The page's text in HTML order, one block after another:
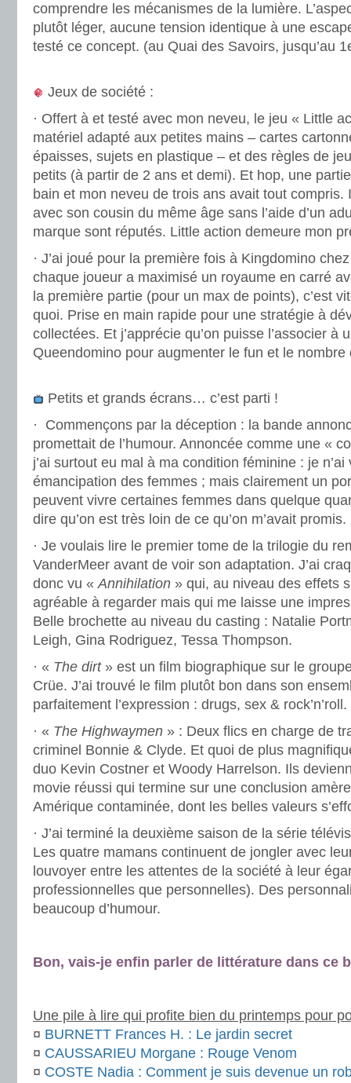
comprendre les mécanismes de la lumière.
plutôt léger, aucune tension identique à une
testé ce concept. (au Quai des Savoirs, jusqu’au
Jeux de société :
· Offert à et testé avec mon neveu, le jeu « Little
matériel adapté aux petites mains – cartes
épaisses, sujets en plastique – et des règles de
petits (à partir de 2 ans et demi). Et hop, une
bain et mon neveu de trois ans avait tout compris.
avec son cousin du même âge sans l’aide d’un
marque sont réputés. Little action demeure mon
· J’ai joué pour la première fois à Kingdomino
chaque joueur a maximisé un royaume en carré
la première partie (pour un max de points), c’est
quoi. Prise en main rapide pour une stratégie à
collectées. Et j’apprécie qu’on puisse l’associer à
Queendomino pour augmenter le fun et le
Petits et grands écrans… c’est parti !
· Commençons par la déception : la bande
promettait de l’humour. Annoncée comme une «
j’ai surtout eu mal à ma condition féminine : je
émancipation des femmes ; mais clairement un
peuvent vivre certaines femmes dans quelque
dire qu’on est très loin de ce qu’on m’avait promis.
· Je voulais lire le premier tome de la trilogie du
VanderMeer avant de voir son adaptation. J’ai
donc vu «Annihilation » qui, au niveau des effets
agréable à regarder mais qui me laisse une
Belle brochette au niveau du casting : Natalie
Leigh, Gina Rodriguez, Tessa Thompson.
· « The dirt» est un film biographique sur le
Crüe. J’ai trouvé le film plutôt bon dans son
parfaitement l’expression : drugs, sex & rock’n’roll.
· « The Highwaymen » : Deux flics en charge de
criminel Bonnie & Clyde. Et quoi de plus
duo Kevin Costner et Woody Harrelson. Ils
movie réussi qui termine sur une conclusion
Amérique contaminée, dont les belles valeurs
· J’ai terminé la deuxième saison de la série
Les quatre mamans continuent de jongler avec
louvoyer entre les attentes de la société à leur
professionnelles que personnelles). Des
beaucoup d’humour.
Bon, vais-je enfin parler de littérature dans ce
Une pile à lire qui profite bien du printemps pour
¤ BURNETT Frances H. : Le jardin secret
¤ CAUSSARIEU Morgane : Rouge Venom
¤ COSTE Nadia : Comment je suis devenue un